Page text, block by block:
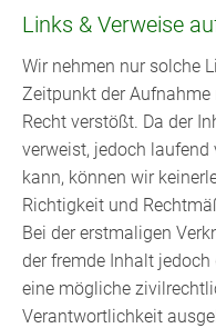
Links & Verweise
Wir nehmen nur solche
Zeitpunkt der
Recht verstößt. Da der
verweist, jedoch laufend
kann, können wir
Richtigkeit und
Bei der erstmaligen
der fremde Inhalt
eine mögliche
Verantwortlichkeit